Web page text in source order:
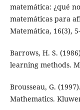
matemática: ¿qué
matemáticas para
Matemática, 16(3),
Barrows, H. S.
learning methods.
Brousseau, G.
Mathematics.